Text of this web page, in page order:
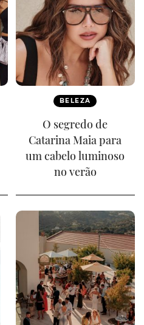
BELEZA
O segredo de
Catarina Maia para
um cabelo luminoso
no verão